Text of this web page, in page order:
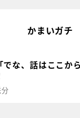
かまいガチ
でな、話はここか